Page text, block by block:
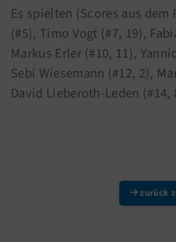
Es spielten (Scores aus
(#5), Timo Vogt (#7, 19),
Markus Erler (#10, 11),
Sebi Wiesemann (#12, 2),
David Lieberoth-Leden (#14,
zurück